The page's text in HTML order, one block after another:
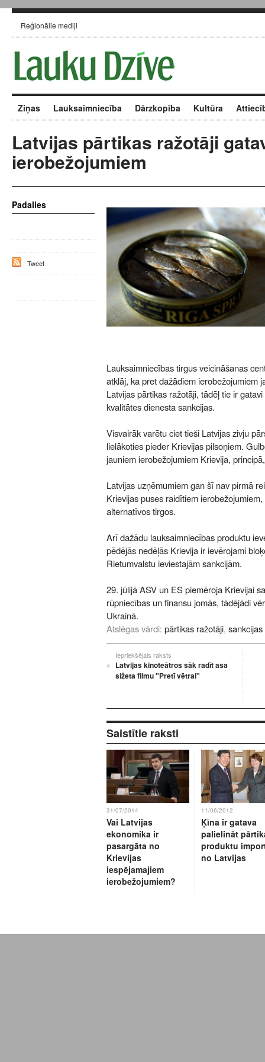
Reģionālie mediji
Ziņas Lauksaimniecība Dārzkopība Kultūra
Latvijas pārtikas ražotāji
ierobežojumiem
Lauksaimniecības tirgus veicināšanas
atklāj, ka pret dažādiem ierobežojumiem
Latvijas pārtikas ražotāji, tādēļ tie ir
kvalitātes dienesta sankcijas.
Visvairāk varētu ciet tieši Latvijas zivju
lielākoties pieder Krievijas pilsoņiem.
jauniem ierobežojumiem Krievija,
Latvijas uzņēmumiem gan šī nav pirmā
Krievijas puses raidītiem
alternatīvos tirgos.
Arī dažādu lauksaimniecības produktu
pēdējās nedēļās Krievija ir ievērojami
Rietumvalstu ieviestajām sankcijām.
29. jūlijā ASV un ES piemēroja Krievijai
rūpniecības un finansu jomās, tādējādi
Ukrainā.
Atslēgas vārdi: pārtikas ražotāji, sankcijas
Iepriekšējais raksts
Latvijas kinoteātros sāk radīt asa
sižeta filmu "Pretī vētrai"
Saistītie raksti
31/07/2014
Vai Latvijas
ekonomika ir
pasargāta no
Krievijas
iespējamajiem
ierobežojumiem?
11/06/2012
Ķīna ir gatava
palielināt
produktu
no Latvijas
Padalies
Tweet